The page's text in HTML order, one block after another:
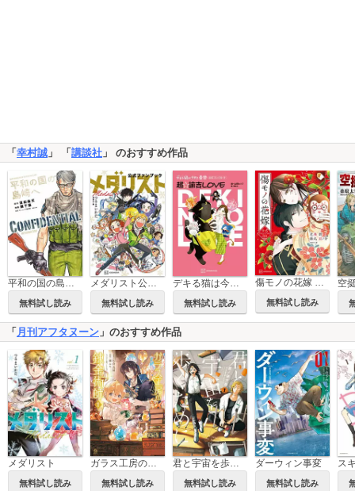
「幸村誠 」 「講談社 」 のおすすめ作品
平和の国の島崎へ CONFIDENTIAL INFORMATION
無料試し読み
メダリスト公式ファンブック
無料試し読み
デキる猫は今日も憂鬱 公式コミックガイド 超・諭吉LOVE
無料試し読み
傷モノの花嫁 公式ファンブック
無料試し読み
「 月刊アフタヌーン 」のおすすめ作品
メダリスト
無料試し読み 無料試し読み 無料試し読み
ダーウィン事変
無料試し読み